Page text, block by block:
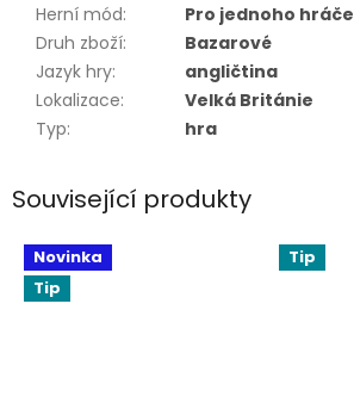
Herní mód:
Pro jednoho hráče
Druh zboží:
Bazarové
Jazyk hry:
angličtina
Lokalizace:
Velká Británie
Typ: hra
Související produkty
Novinka
Tip
Tip